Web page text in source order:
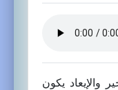
والإيعاد يكون